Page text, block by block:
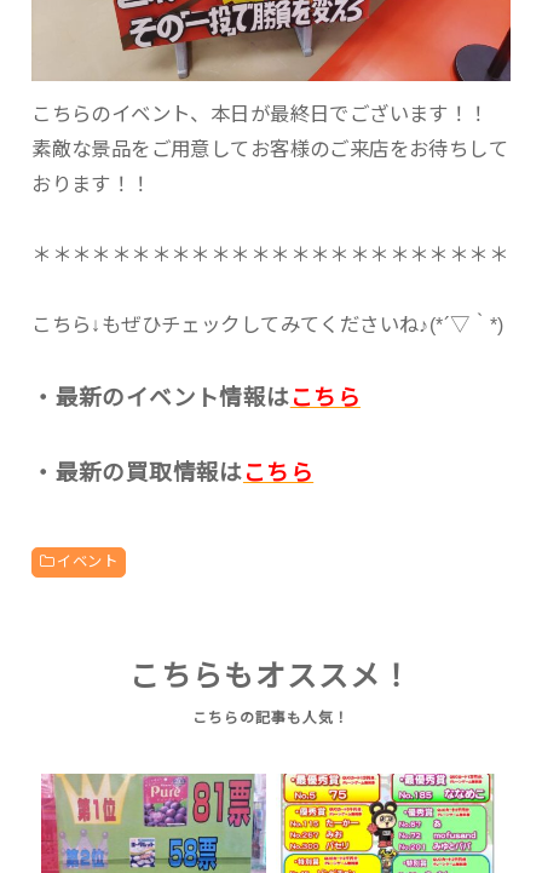
こちらのイベント、本日が最終日でございます！！
素敵な景品をご用意してお客様のご来店をお待ちして
おります！！
＊＊＊＊＊＊＊＊＊＊＊＊＊＊＊＊＊＊＊＊＊＊＊＊
こちら↓もぜひチェックしてみてくださいね♪(*´▽｀*)
・最新のイベント情報はこちら
・最新の買取情報はこちら
イベント
こちらもオススメ！